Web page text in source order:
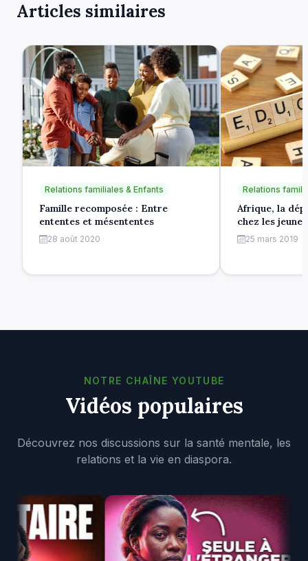
Articles similaires
Relations familiales & Enfants
Famille recomposée : Entre
ententes et mésententes
28 août 2020
Relations
Afrique, la
chez les jeunes
25 mars 2019
NOTRE CHAÎNE YOUTUBE
Vidéos populaires
Découvrez nos discussions sur la santé mentale, les
relations et la vie en diaspora.